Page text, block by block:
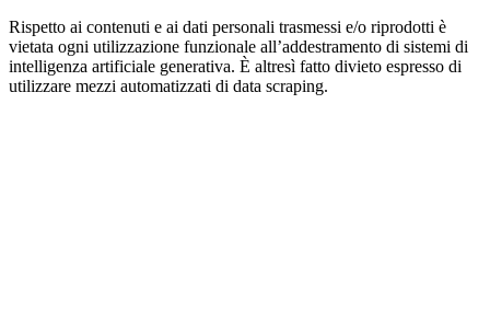
Rispetto ai contenuti e ai dati personali trasmessi e/o riprodotti è
vietata ogni utilizzazione funzionale all’addestramento di sistemi di
intelligenza artificiale generativa. È altresì fatto divieto espresso di
utilizzare mezzi automatizzati di data scraping.